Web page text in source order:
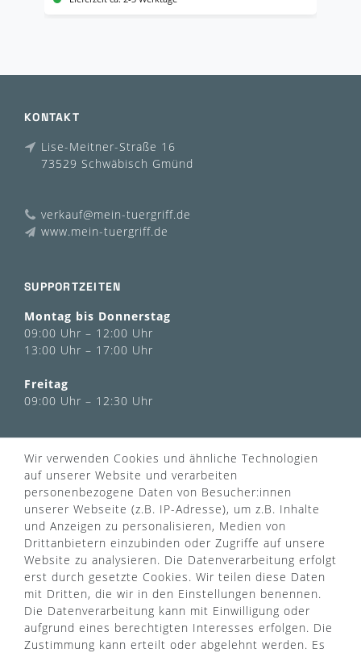
KONTAKT
Lise-Meitner-Straße 16
73529 Schwäbisch Gmünd
verkauf@mein-tuergriff.de
www.mein-tuergriff.de
SUPPORTZEITEN
Montag bis Donnerstag
09:00 Uhr – 12:00 Uhr
13:00 Uhr – 17:00 Uhr
Freitag
09:00 Uhr – 12:30 Uhr
Über uns
Kontaktformular
FAQ
Türgriff Lexikon
Widerrufsrecht
Sitemap
AGB
Zahlung & Versand
Datenschutz
Impressum
Rücksendung
Markenwelt
Widerruf erklären
Wir verwenden Cookies und ähnliche Technologien
auf unserer Website und verarbeiten
personenbezogene Daten von Besucher:innen
unserer Webseite (z.B. IP-Adresse), um z.B. Inhalte
und Anzeigen zu personalisieren, Medien von
Drittanbietern einzubinden oder Zugriffe auf unsere
Website zu analysieren. Die Datenverarbeitung erfolgt
erst durch gesetzte Cookies. Wir teilen diese Daten
mit Dritten, die wir in den Einstellungen benennen.
Die Datenverarbeitung kann mit Einwilligung oder
aufgrund eines berechtigten Interesses erfolgen. Die
Zustimmung kann erteilt oder abgelehnt werden. Es